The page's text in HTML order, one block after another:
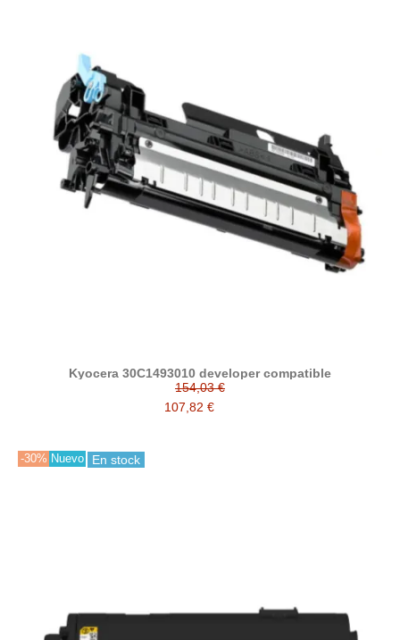
Kyocera 30C1493010 developer compatible
154,03 €
107,82 €
-30% Nuevo En stock